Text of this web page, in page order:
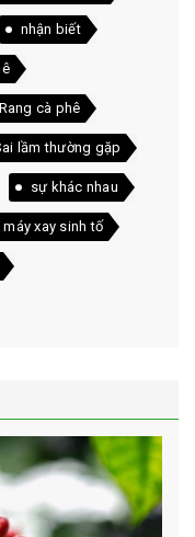
nhận biết
Rang cà phê
lầm thường gặp
sự khác nhau
xay sinh tố